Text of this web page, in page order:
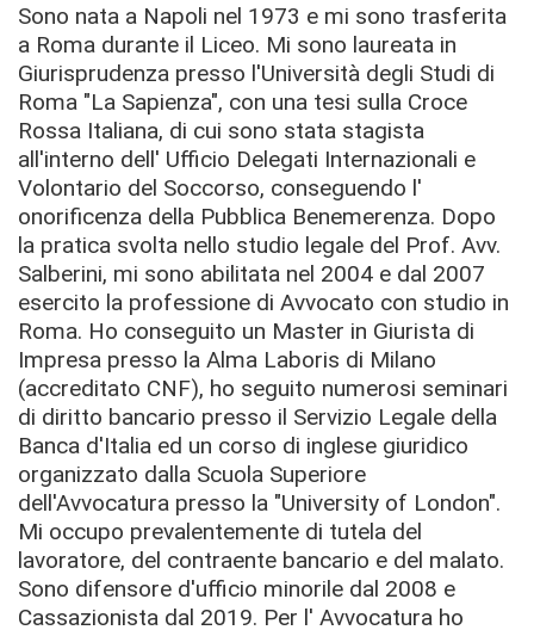
Sono nata a Napoli nel 1973 e mi sono trasferita
a Roma durante il Liceo. Mi sono laureata in
Giurisprudenza presso l'Università degli Studi di
Roma "La Sapienza", con una tesi sulla Croce
Rossa Italiana, di cui sono stata stagista
all'interno dell' Ufficio Delegati Internazionali e
Volontario del Soccorso, conseguendo l'
onorificenza della Pubblica Benemerenza. Dopo
la pratica svolta nello studio legale del Prof. Avv.
Salberini, mi sono abilitata nel 2004 e dal 2007
esercito la professione di Avvocato con studio in
Roma. Ho conseguito un Master in Giurista di
Impresa presso la Alma Laboris di Milano
(accreditato CNF), ho seguito numerosi seminari
di diritto bancario presso il Servizio Legale della
Banca d'Italia ed un corso di inglese giuridico
organizzato dalla Scuola Superiore
dell'Avvocatura presso la "University of London".
Mi occupo prevalentemente di tutela del
lavoratore, del contraente bancario e del malato.
Sono difensore d'ufficio minorile dal 2008 e
Cassazionista dal 2019. Per l' Avvocatura ho